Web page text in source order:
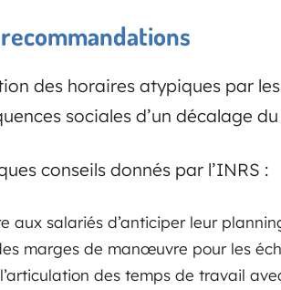
des horaires atypiques par
sociales d’un décalage
conseils donnés par l’INRS :
aux salariés d’anticiper leur
marges de manœuvre pour les
des temps de travail